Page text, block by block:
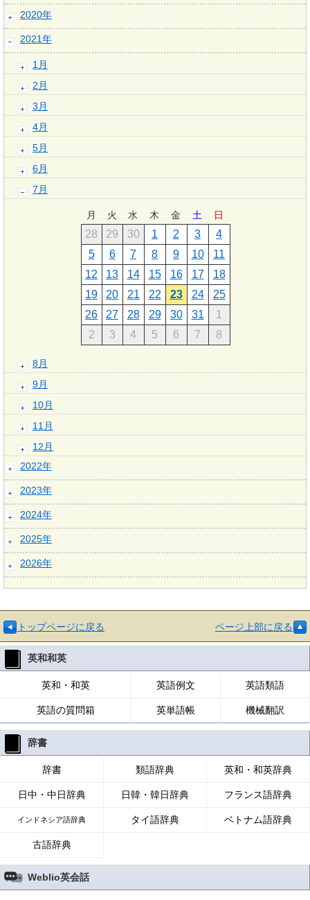
2020年
2021年
1月
2月
3月
4月
5月
6月
7月
月 火 水 木 金 土 日
28 29 30 1 2 3
4
5
6 7 8 9 10
11
12
13 14 15 16 17
18
19
20 21 22 23 24
25
26
27 28 29 30 31
1
2
3 4 5 6 7 8
8月
9月
10月
11月
12月
2022年
2023年
2024年
2025年
2026年
トップページに戻る ページ上部に戻る
英和和英
英和・和英 英語例文 英語類語
英語の質問箱 英単語帳 機械翻訳
辞書
辞書 類語辞典 英和・和英辞典
日中・中日辞典 日韓・韓日辞典 フランス語辞典
インドネシア語辞典 タイ語辞典 ベトナム語辞典
古語辞典
Weblio英会話